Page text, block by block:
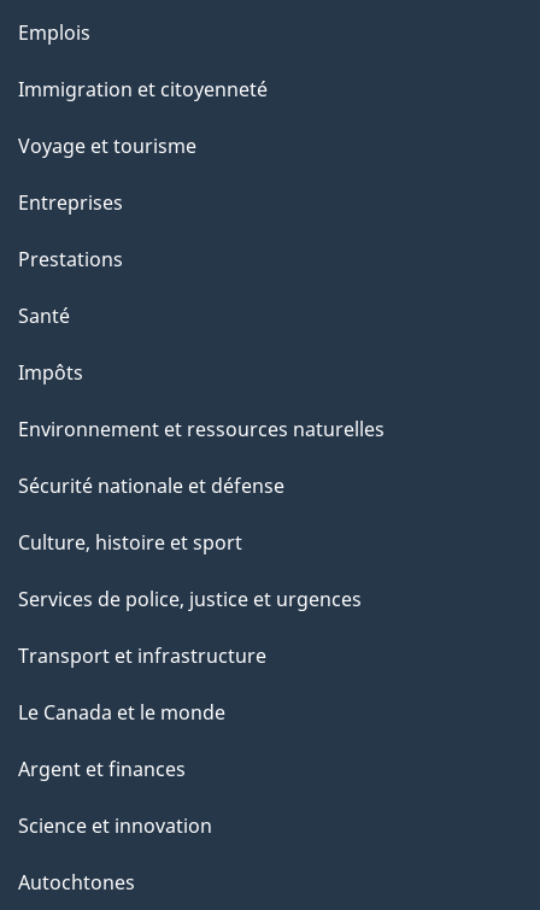
g
e
Thèmes
sujets
Emplois
Immigration et citoyenneté
Voyage et tourisme
Entreprises
Prestations
Santé
Impôts
Environnement et ressources naturelles
Sécurité nationale et défense
Culture, histoire et sport
Services de police, justice et urgences
Transport et infrastructure
Le Canada et le monde
Argent et finances
Science et innovation
Autochtones